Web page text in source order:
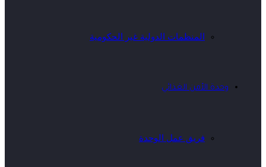
المنظمات الدولية غير الحكومية
وحدة الأمن الغذائي
فريق عمل الوحدة